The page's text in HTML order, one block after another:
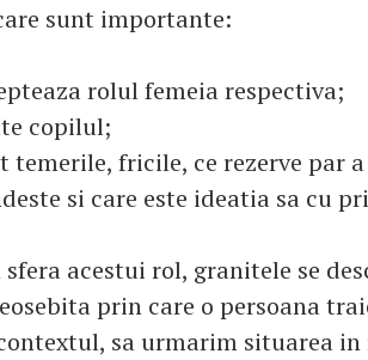
sunt importante:
rolul femeia respectiva;
copilul;
temerile, fricile, ce rezerve par
si care este ideatia sa cu
acestui rol, granitele se
prin care o persoana
sa urmarim situarea